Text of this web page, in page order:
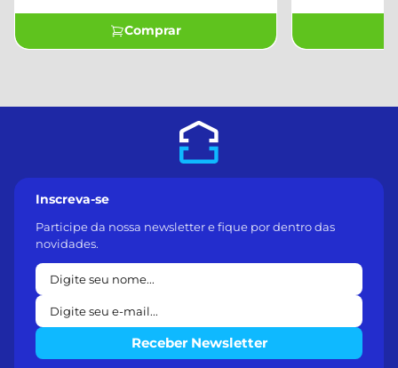
Comprar
Inscreva-se
Participe da nossa newsletter e fique por dentro das
novidades.
Receber Newsletter